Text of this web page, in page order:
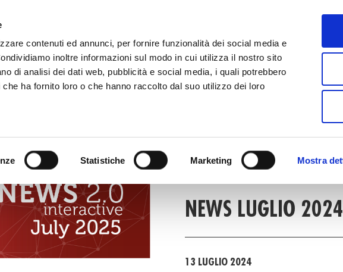
contenuti ed annunci, per fornire funzionalità dei social media e
inoltre informazioni sul modo in cui utilizza il nostro sito
di analisi dei dati web, pubblicità e social media, i quali potrebbero
ha fornito loro o che hanno raccolto dal suo utilizzo dei loro
Statistiche Marketing Mostra
CATALOGO DIGITALE TECALLIANCE E-COMMERCE
FAST
FAST NEWS
NEWS LUGLIO
13 LUGLIO 2024